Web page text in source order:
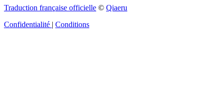
Traduction française officielle © Qiaeru
Confidentialité | Conditions